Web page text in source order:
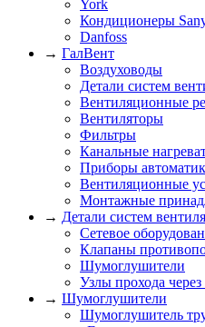
York
Кондиционеры
Danfoss
→ ГалВент
Воздуховоды
Детали систем
Вентиляционные
Вентиляторы
Фильтры
Канальные
Приборы
Вентиляционные
Монтажные
→ Детали систем
Сетевое
Клапаны
Шумоглушители
Узлы прохода
→ Шумоглушители
Шумоглушитель